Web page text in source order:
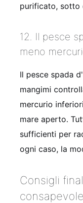
purificato, sotto
12. Il pesce
meno
Il pesce spada
mangimi
mercurio
mare aperto.
sufficienti per
ogni caso, la
Consigli
consapevole